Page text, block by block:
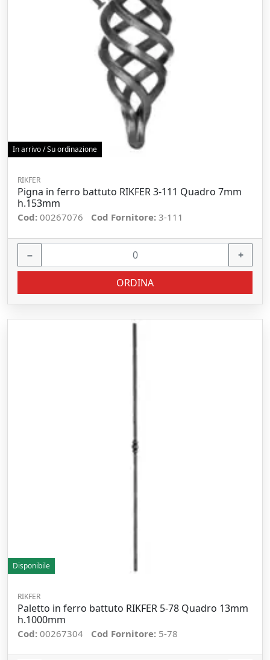
In arrivo / Su ordinazione
RIKFER
Pigna in ferro battuto RIKFER 3-111 Quadro 7mm
h.153mm
Cod: 00267076 Cod Fornitore: 3-111
− +
ORDINA
Disponibile
RIKFER
Paletto in ferro battuto RIKFER 5-78 Quadro 13mm
h.1000mm
Cod: 00267304 Cod Fornitore: 5-78